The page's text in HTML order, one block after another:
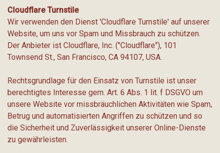
Cloudflare Turnstile
Wir verwenden den Dienst 'Cloudflare Turnstile' auf unserer
Website, um uns vor Spam und Missbrauch zu schützen.
Der Anbieter ist Cloudflare, Inc. ("Cloudflare"), 101
Townsend St., San Francisco, CA 94107, USA.
Rechtsgrundlage für den Einsatz von Turnstile ist unser
berechtigtes Interesse gem. Art. 6 Abs. 1 lit. f DSGVO um
unsere Website vor missbräuchlichen Aktivitäten wie Spam,
Betrug und automatisierten Angriffen zu schützen und so
die Sicherheit und Zuverlässigkeit unserer Online-Dienste
zu gewährleisten.